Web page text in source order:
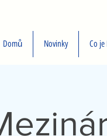
Domů Novinky Co je